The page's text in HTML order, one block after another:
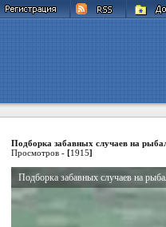
Подборка забавных случаев на
Просмотров - [1915]
Подборка забавных случаев на